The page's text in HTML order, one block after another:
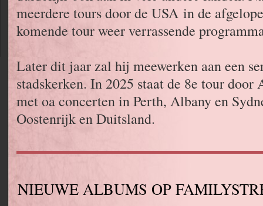
meerdere tours door de USA in de
komende tour weer verrassende
Later dit jaar zal hij meewerken aan een
stadskerken. In 2025 staat de 8e tour
met oa concerten in Perth, Albany en
Oostenrijk en Duitsland.
NIEUWE ALBUMS OP